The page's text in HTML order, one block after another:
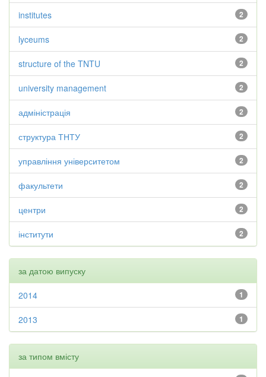
2
institutes
2
lyceums
2
structure of the TNTU
2
university management
2
адміністрація
2
структура ТНТУ
2
управління університетом
2
факультети
2
центри
2
інститути
за датою випуску
1
2014
1
2013
за типом вмісту